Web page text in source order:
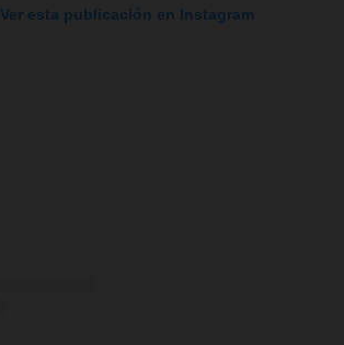
Ver esta publicación en Instagram